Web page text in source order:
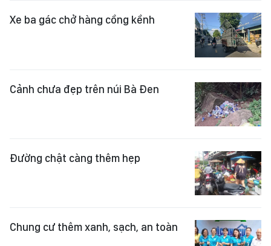
Xe ba gác chở hàng cồng kềnh
Cảnh chưa đẹp trên núi Bà Đen
Đường chật càng thêm hẹp
Chung cư thêm xanh, sạch, an toàn